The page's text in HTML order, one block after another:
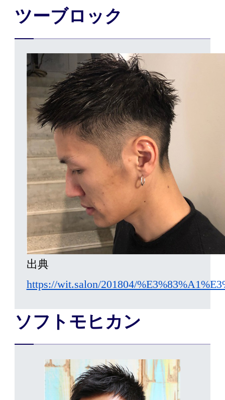
ツーブロック
出典
https://wit.salon/201804/
ソフトモヒカン